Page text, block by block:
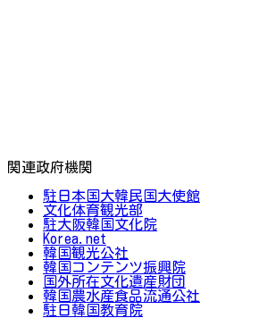
関連政府機関
駐日本国大韓民国大使館
文化体育観光部
駐大阪韓国文化院
Korea.net
韓国観光公社
韓国コンテンツ振興院
国外所在文化遺産財団
韓国農水産食品流通公社
駐日韓国教育院